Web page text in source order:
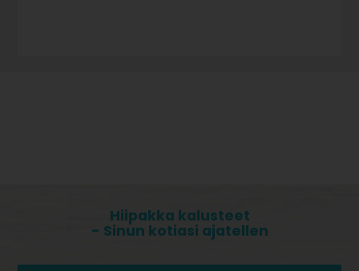
Hiipakka kalusteet
- Sinun kotiasi ajatellen